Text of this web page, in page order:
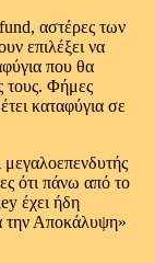
αστέρες των
επιλέξει να
που θα
τους. Φήμες
καταφύγια σε
ότι πάνω από το
έχει ήδη
την Αποκάλυψη»